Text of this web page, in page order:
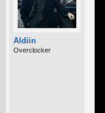
Aldiin
Overclocker